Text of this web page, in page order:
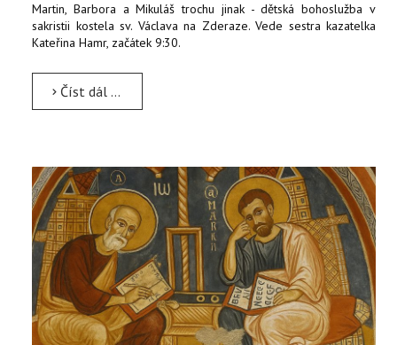
Martin, Barbora a Mikuláš trochu jinak - dětská bohoslužba v
sakristii kostela sv. Václava na Zderaze. Vede sestra kazatelka
Kateřina Hamr, začátek 9:30.
Číst dál …